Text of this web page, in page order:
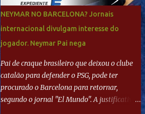
NEYMAR NO BARCELONA? Jornais
internacional divulgam interesse do
jogador. Neymar Pai nega
Pai de craque brasileiro que deixou o clube
catalão para defender o PSG, pode ter
procurado o Barcelona para retornar,
segundo o jornal "El Mundo". A justificativa